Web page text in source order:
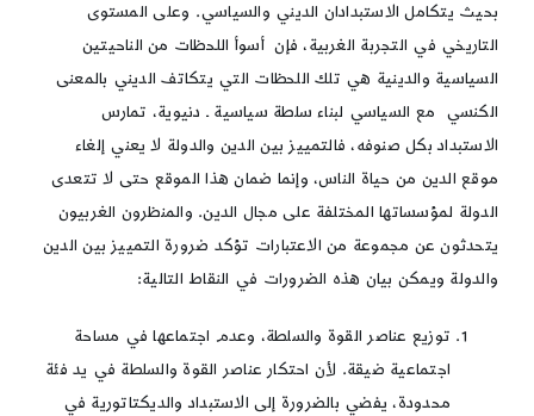
بحيث يتكامل الاستبدادان الديني والسياسي. وعلى المستوى
التاريخي في التجربة الغربية، فإن أسوأ اللحظات من الناحيتين
السياسية والدينية هي تلك اللحظات التي يتكاتف الديني بالمعنى
الكنسي مع السياسي لبناء سلطة سياسية ـ دنيوية، تمارس
الاستبداد بكل صنوفه، فالتمييز بين الدين والدولة لا يعني إلغاء
موقع الدين من حياة الناس، وإنما ضمان هذا الموقع حتى لا تتعدى
الدولة لمؤسساتها المختلفة على مجال الدين. والمنظرون الغربيون
يتحدثون عن مجموعة من الاعتبارات تؤكد ضرورة التمييز بين الدين
والدولة ويمكن بيان هذه الضرورات في النقاط التالية:
توزيع عناصر القوة والسلطة، وعدم اجتماعها في مساحة
اجتماعية ضيقة. لأن احتكار عناصر القوة والسلطة في يد فئة
محدودة، يفضي بالضرورة إلى الاستبداد والديكتاتورية في